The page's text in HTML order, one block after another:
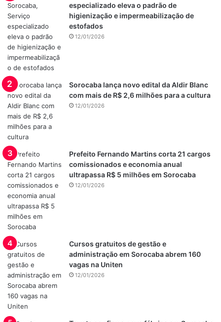
especializado eleva o padrão de
higienização e impermeabilização de
estofados
12/01/2026
Sorocaba lança novo edital da Aldir Blanc
com mais de R$ 2,6 milhões para a cultura
12/01/2026
Prefeito Fernando Martins corta 21 cargos
comissionados e economia anual
ultrapassa R$ 5 milhões em Sorocaba
12/01/2026
Cursos gratuitos de gestão e
administração em Sorocaba abrem 160
vagas na Uniten
12/01/2026